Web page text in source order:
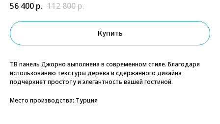
56 400 р. 112 800р.
Купить
ТВ панель Джорно выполнена в современном стиле. Благодаря
использованию текстуры дерева и сдержанного дизайна
подчеркнет простоту и элегантность вашей гостиной.
Место производства: Турция